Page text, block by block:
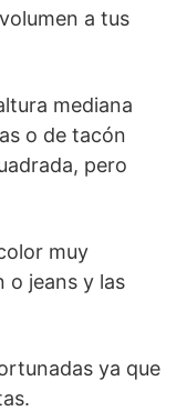
a tus
mediana
o de tacón
pero
muy
o jeans y las
ya que